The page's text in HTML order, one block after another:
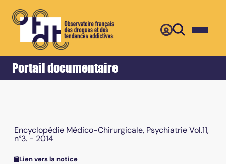
Portail documentaire
Accueil Retour
Encyclopédie Médico-Chirurgicale, Psychiatrie Vol.11,
n°3. - 2014
Lien vers la notice